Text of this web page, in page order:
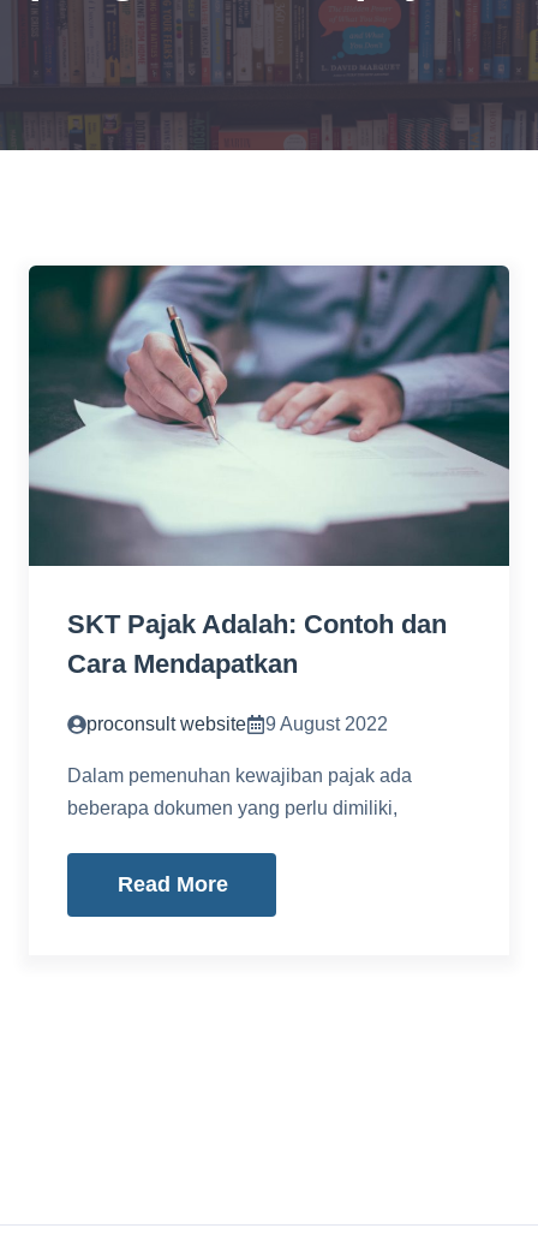
SKT Pajak Adalah: Contoh dan
Cara Mendapatkan
proconsult website 9 August 2022
Dalam pemenuhan kewajiban pajak ada
beberapa dokumen yang perlu dimiliki,
Read More